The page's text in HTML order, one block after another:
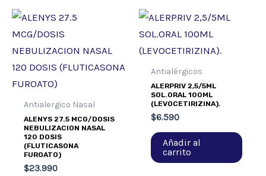
Antialergico Nasal
ALENYS 27.5 MCG/DOSIS
NEBULIZACION NASAL
120 DOSIS
(FLUTICASONA
FUROATO)
$23.990
Antialérgicos
ALERPRIV 2,5/5ML
SOL.ORAL 100ML
(LEVOCETIRIZINA).
$6.590
Añadir al
carrito